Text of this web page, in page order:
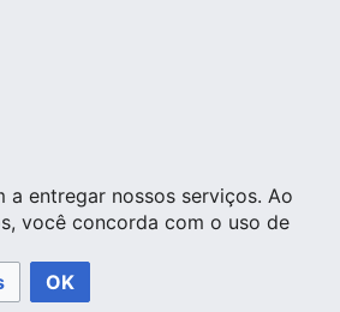
a entregar nossos serviços. Ao
você concorda com o uso de
OK